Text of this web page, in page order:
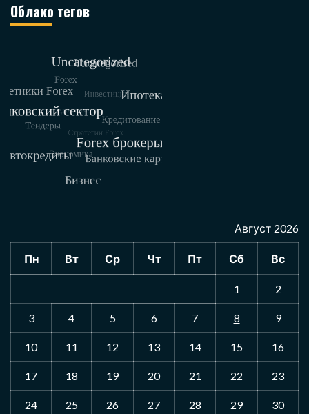
Облако тегов
Август 2026
Пн Вт Ср Чт Пт Сб Вс
1 2
3 4 5 6 7 8 9
10 11 12 13 14 15 16
17 18 19 20 21 22 23
24 25 26 27 28 29 30